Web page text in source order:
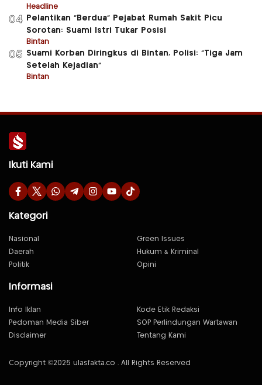
Headline
04
Pelantikan “Berdua” Pejabat Rumah Sakit Picu
Sorotan: Suami Istri Tukar Posisi
Bintan
05 Suami Korban Diringkus di Bintan, Polisi: “Tiga Jam
Setelah Kejadian”
Bintan
Ikuti Kami
Kategori
Nasional
Green Issues
Daerah
Hukum & Kriminal
Politik
Opini
Informasi
Info Iklan
Kode Etik Redaksi
Pedoman Media Siber
SOP Perlindungan Wartawan
Disclaimer
Tentang Kami
Copyright ©2025 ulasfakta.co . All Rights Reserved